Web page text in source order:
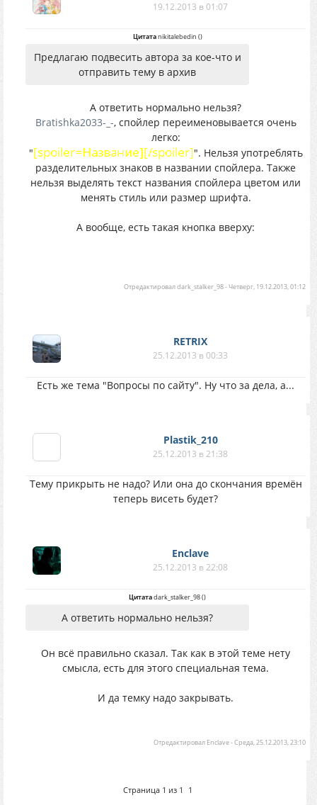
19.12.2013 в 01:07
Цитатаnikitalebedin ()
Предлагаю подвесить автора за кое-что и
отправить тему в архив
А ответить нормально нельзя?
Bratishka2033-_-, спойлер переименовывается очень
легко:
"[spoiler=Название][/spoiler]". Нельзя употреблять
разделительных знаков в названии спойлера. Также
нельзя выделять текст названия спойлера цветом или
менять стиль или размер шрифта.
А вообще, есть такая кнопка вверху:
Отредактировалdark_stalker_98-Четверг, 19.12.2013, 01:12
RETRIX
25.12.2013 в 00:33
Есть же тема "Вопросы по сайту". Ну что за дела, а...
Plastik_210
25.12.2013 в 21:38
Тему прикрыть не надо? Или она до скончания времён
теперь висеть будет?
Enclave
25.12.2013 в 22:08
Цитатаdark_stalker_98()
А ответить нормально нельзя?
Он всё правильно сказал. Так как в этой теме нету
смысла, есть для этого специальная тема.
И да темку надо закрывать.
Отредактировал Enclave-Среда, 25.12.2013, 23:10
Страница 1 из 1 1